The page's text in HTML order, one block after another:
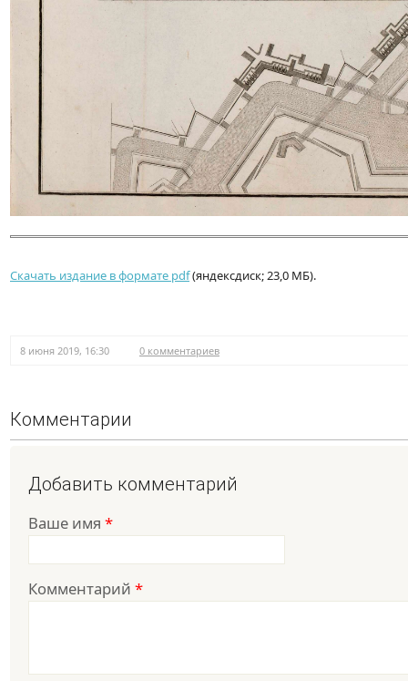
Скачать издание в формате pdf(яндексдиск; 23,0 МБ).
8 июня 2019, 16:30 0 комментариев
Комментарии
Добавить комментарий
Ваше имя *
Комментарий *